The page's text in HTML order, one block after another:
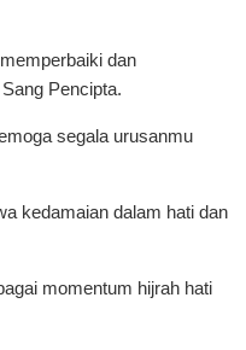
dan
Pencipta.
segala urusanmu
kedamaian dalam hati dan
momentum hijrah hati